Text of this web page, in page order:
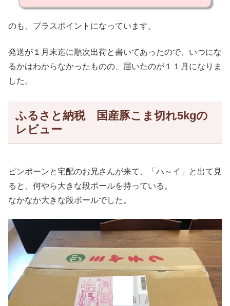
のも、プラスポイントになっています。
発送が１月末迄に順次出荷と書いてあったので、いつにな
るかはわからなかったものの、届いたのが１１月になりま
した。
ふるさと納税 国産豚こま切れ5kgの
レビュー
ピンポーンと宅配のお兄さんが来て、「ハ～イ」と出て見
ると、何やら大きな段ボールを持っている。
なかなか大きな段ボールでした。